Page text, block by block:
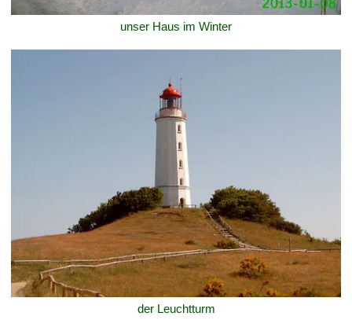
unser Haus im Winter
der Leuchtturm